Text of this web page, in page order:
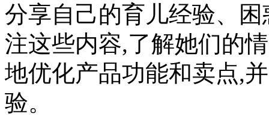
分享自己的育儿经验、
注这些内容,了解她们的
地优化产品功能和卖点,
验。